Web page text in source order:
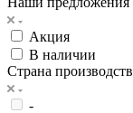
Наши предложения
Акция
Страна производства